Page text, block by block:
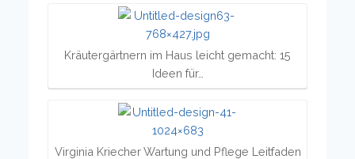
Kräutergärtnern im Haus leicht gemacht: 15
Ideen für…
Virginia Kriecher Wartung und Pflege Leitfaden